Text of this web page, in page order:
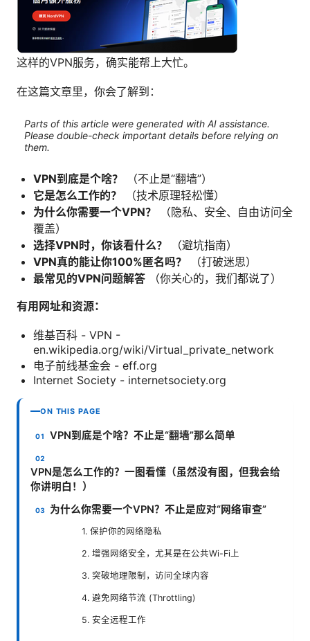
这样的VPN服务，确实能帮上大忙。
在这篇文章里，你会了解到：
Parts of this article were generated with AI assistance.
Please double-check important details before relying on
them.
VPN到底是个啥？
（不止是“翻墙”）
它是怎么工作的？
（技术原理轻松懂）
为什么你需要一个VPN？
（隐私、安全、自由访问全
覆盖）
选择VPN时，你该看什么？
（避坑指南）
VPN真的能让你100%匿名吗？
（打破迷思）
最常见的VPN问题解答 （你关心的，我们都说了）
有用网址和资源：
维基百科 - VPN -
en.wikipedia.org/wiki/Virtual_private_network
电子前线基金会 - eff.org
Internet Society - internetsociety.org
ON THIS PAGE
VPN到底是个啥？不止是“翻墙”那么简单
VPN是怎么工作的？一图看懂（虽然没有图，但我会给
你讲明白！）
为什么你需要一个VPN？不止是应对“网络审查”
1. 保护你的网络隐私
2. 增强网络安全，尤其是在公共Wi-Fi上
3. 突破地理限制，访问全球内容
4. 避免网络节流 (Throttling)
5. 安全远程工作